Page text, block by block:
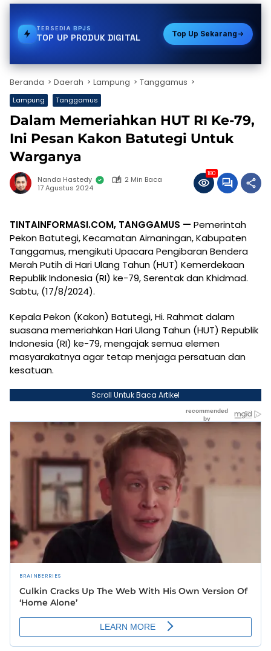
TERSEDIAPULSA
TOP UP PRODUK DIGITAL Top Up Sekarang
Beranda Daerah Lampung Tanggamus
Lampung Tanggamus
Dalam Memeriahkan HUT RI Ke-79,
Ini Pesan Kakon Batutegi Untuk
Warganya
Nanda Hastedy
2 Min Baca
17 Agustus 2024
180
TINTAINFORMASI.COM, TANGGAMUS — Pemerintah
Pekon Batutegi, Kecamatan Airnaningan, Kabupaten
Tanggamus, mengikuti Upacara Pengibaran Bendera
Merah Putih di Hari Ulang Tahun (HUT) Kemerdekaan
Republik Indonesia (RI) ke-79, Serentak dan Khidmad.
Sabtu, (17/8/2024).
Kepala Pekon (Kakon) Batutegi, Hi. Rahmat dalam
suasana memeriahkan Hari Ulang Tahun (HUT) Republik
Indonesia (RI) ke-79, mengajak semua elemen
masyarakatnya agar tetap menjaga persatuan dan
kesatuan.
Scroll Untuk Baca Artikel